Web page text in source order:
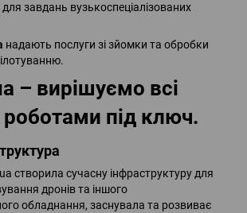
завдань вузькоспеціалізованих
надають послуги зі зйомки та обробки
– вирішуємо всі
роботами під ключ.
створила сучасну інфраструктуру для
дронів та іншого
обладнання, заснувала та розвиває